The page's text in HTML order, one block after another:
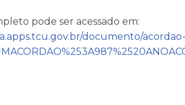
pode ser acessado em:
documento/acordao-